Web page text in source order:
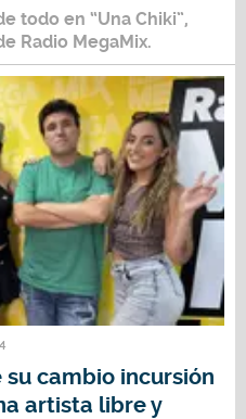
todo en “Una Chiki”,
Radio MegaMix.
su cambio incursión
artista libre y